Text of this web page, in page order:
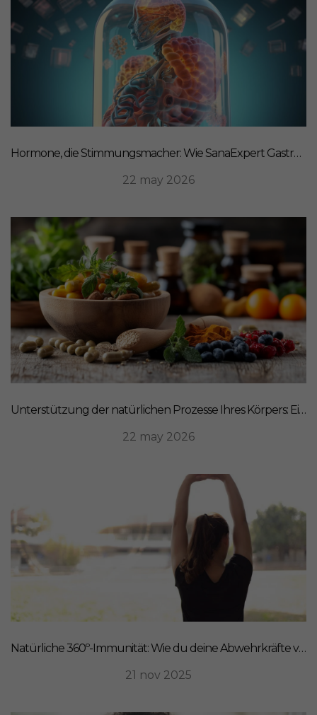
Hormone, die Stimmungsmacher: Wie SanaExpert Gastro Forte Ihre Darm-Hirn-Verbindung unterstützt
22 may 2026
Unterstützung der natürlichen Prozesse Ihres Körpers: Ein ganzheitlicher Ansatz für Ernährung
22 may 2026
Natürliche 360º-Immunität: Wie du deine Abwehrkräfte von innen stärkst
21 nov 2025